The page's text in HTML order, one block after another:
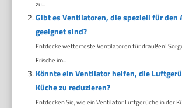
zu...
Gibt es Ventilatoren, die speziell für den
geeignet sind?
Entdecke wetterfeste Ventilatoren für draußen!
Frische im...
Könnte ein Ventilator helfen, die
Küche zu reduzieren?
Entdecken Sie, wie ein Ventilator Luftgerüche in der